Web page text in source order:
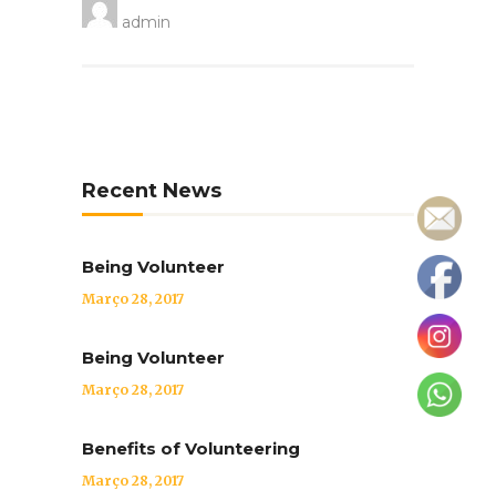
admin
Recent News
Being Volunteer
Março 28, 2017
Being Volunteer
Março 28, 2017
Benefits of Volunteering
Março 28, 2017